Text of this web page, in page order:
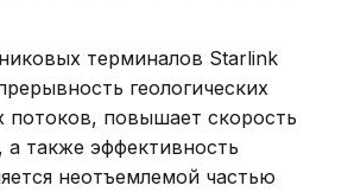
терминалов Starlink
геологических
повышает скорость
а также эффективность
неотъемлемой частью